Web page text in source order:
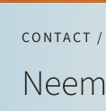
CONTACT /